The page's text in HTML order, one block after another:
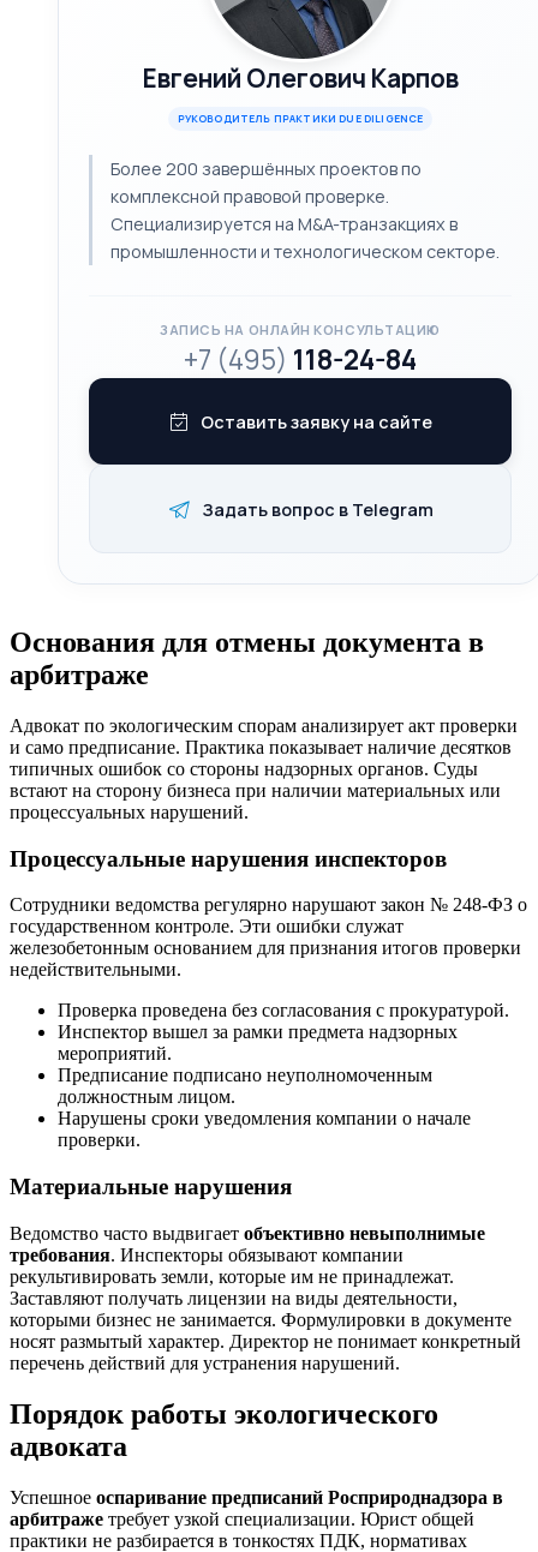
Евгений Олегович Карпов
РУКОВОДИТЕЛЬ ПРАКТИКИ DUE DILIGENCE
Более 200 завершённых проектов по
комплексной правовой проверке.
Специализируется на M&A-транзакциях в
промышленности и технологическом секторе.
ЗАПИСЬ НА ОНЛАЙН КОНСУЛЬТАЦИЮ
+7 (495) 118-24-84
Оставить заявку на сайте
Задать вопрос в Telegram
Основания для отмены документа в
арбитраже
Адвокат по экологическим спорам анализирует акт проверки
и само предписание. Практика показывает наличие десятков
типичных ошибок со стороны надзорных органов. Суды
встают на сторону бизнеса при наличии материальных или
процессуальных нарушений.
Процессуальные нарушения инспекторов
Сотрудники ведомства регулярно нарушают закон № 248-ФЗ о
государственном контроле. Эти ошибки служат
железобетонным основанием для признания итогов проверки
недействительными.
Проверка проведена без согласования с прокуратурой.
Инспектор вышел за рамки предмета надзорных
мероприятий.
Предписание подписано неуполномоченным
должностным лицом.
Нарушены сроки уведомления компании о начале
проверки.
Материальные нарушения
Ведомство часто выдвигает объективно невыполнимые
требования. Инспекторы обязывают компании
рекультивировать земли, которые им не принадлежат.
Заставляют получать лицензии на виды деятельности,
которыми бизнес не занимается. Формулировки в документе
носят размытый характер. Директор не понимает конкретный
перечень действий для устранения нарушений.
Порядок работы экологического
адвоката
Успешное оспаривание предписаний Росприроднадзора в
арбитраже требует узкой специализации. Юрист общей
практики не разбирается в тонкостях ПДК, нормативах